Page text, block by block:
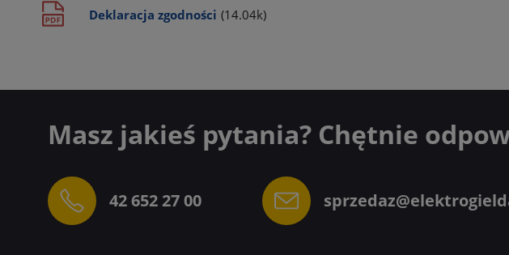
Deklaracja zgodności (14.04k)
Masz jakieś pytania? Chętnie
42 652 27 00